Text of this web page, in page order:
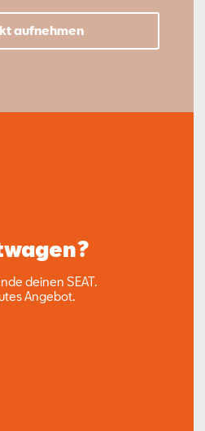
aufnehmen
deinen SEAT.
Angebot.